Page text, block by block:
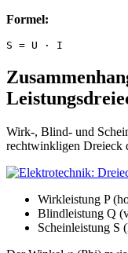
Formel:
S = U · I
Wirk-, Blind- und
rechtwinkligen Dreieck
Wirkleistung P
Blindleistung Q
Scheinleistung S